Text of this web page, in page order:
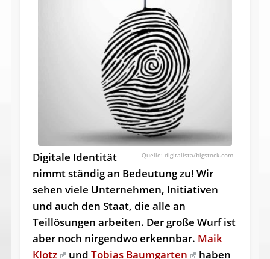
digitalista/bigstock.com
Digitale Identität
nimmt ständig an Bedeutung zu! Wir
sehen viele Unternehmen, Initiativen
und auch den Staat, die alle an
Teillösungen arbeiten. Der große Wurf ist
aber noch nirgendwo erkennbar. Maik
Klotz
und Tobias Baumgarten
haben